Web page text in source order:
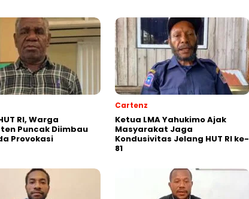
RI, Warga
Puncak Diimbau
Provokasi
Cartenz
Ketua LMA Yahukimo Ajak
Masyarakat Jaga
Kondusivitas Jelang HUT RI ke-
81